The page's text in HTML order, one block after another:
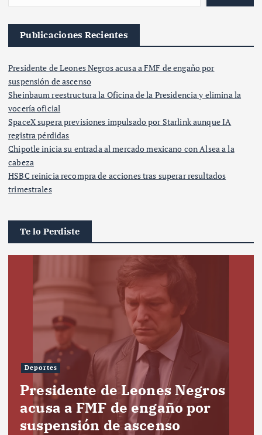
Publicaciones Recientes
Presidente de Leones Negros acusa a FMF de engaño por
suspensión de ascenso
Sheinbaum reestructura la Oficina de la Presidencia y elimina la
vocería oficial
SpaceX supera previsiones impulsado por Starlink aunque IA
registra pérdidas
Chipotle inicia su entrada al mercado mexicano con Alsea a la
cabeza
HSBC reinicia recompra de acciones tras superar resultados
trimestrales
Te lo Perdiste
Deportes
Presidente de Leones Negros
acusa a FMF de engaño por
suspensión de ascenso